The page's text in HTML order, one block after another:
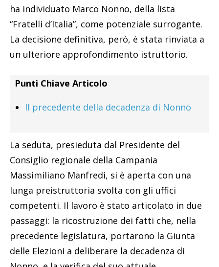
ha individuato Marco Nonno, della lista
“Fratelli d’Italia”, come potenziale surrogante.
La decisione definitiva, però, è stata rinviata a
un ulteriore approfondimento istruttorio.
Punti Chiave Articolo
Il precedente della decadenza di Nonno
La seduta, presieduta dal Presidente del
Consiglio regionale della Campania
Massimiliano Manfredi, si è aperta con una
lunga preistruttoria svolta con gli uffici
competenti. Il lavoro è stato articolato in due
passaggi: la ricostruzione dei fatti che, nella
precedente legislatura, portarono la Giunta
delle Elezioni a deliberare la decadenza di